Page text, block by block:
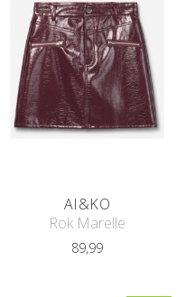
AI&KO
Rok Marelle
89,99